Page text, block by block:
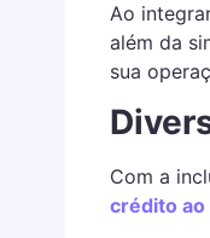
Ao
além da
sua
Com a
crédito